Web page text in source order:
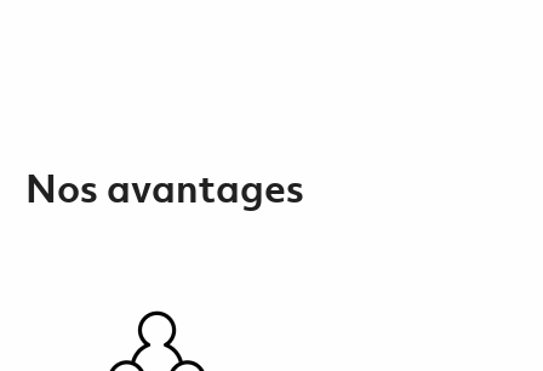
Nos avantages